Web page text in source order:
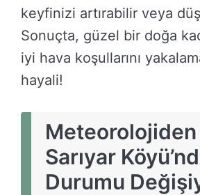
keyfinizi artırabilir veya
Sonuçta, güzel bir doğa
iyi hava koşullarını
hayali!
Meteorolojiden
Sarıyar
Durumu